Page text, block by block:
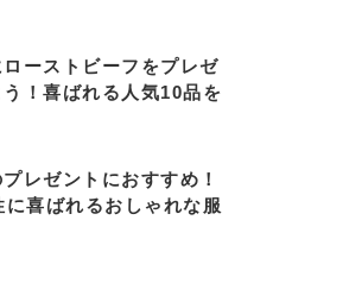
ーストビーフをプレゼ
！喜ばれる人気10品を
レゼントにおすすめ！
に喜ばれるおしゃれな服